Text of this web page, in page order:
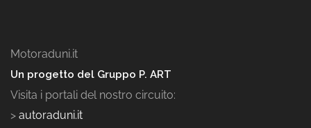
Motoraduni.it
Un progetto del Gruppo P. ART
Visita i portali del nostro circuito:
> autoraduni.it